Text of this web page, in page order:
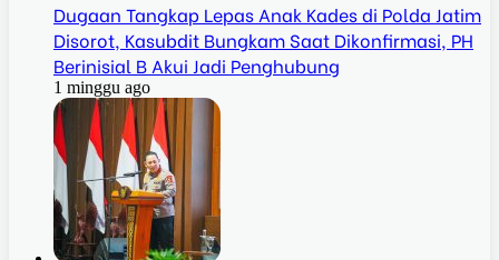
Dugaan Tangkap Lepas Anak Kades di Polda Jatim
Disorot, Kasubdit Bungkam Saat Dikonfirmasi, PH
Berinisial B Akui Jadi Penghubung
1 minggu ago